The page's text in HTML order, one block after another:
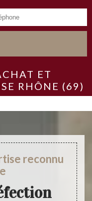
ET
RHÔNE (69)
reconnu